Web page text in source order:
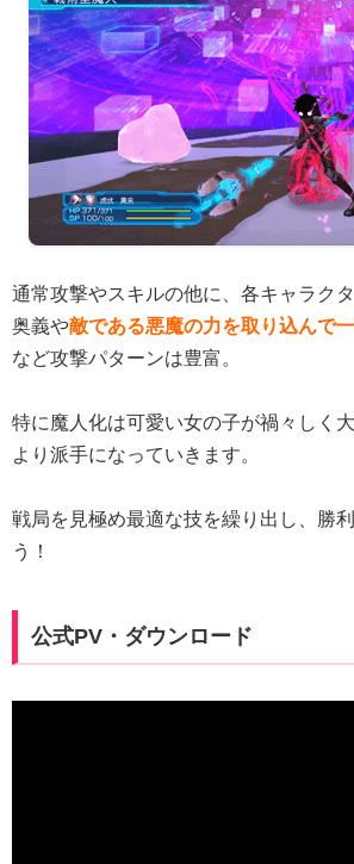
通常攻撃やスキルの他に、各キャラク
奥義や敵である悪魔の力を取り込んで
など攻撃パターンは豊富。
特に魔人化は可愛い女の子が禍々しく
より派手になっていきます。
戦局を見極め最適な技を繰り出し、勝
う！
公式PV・ダウンロード